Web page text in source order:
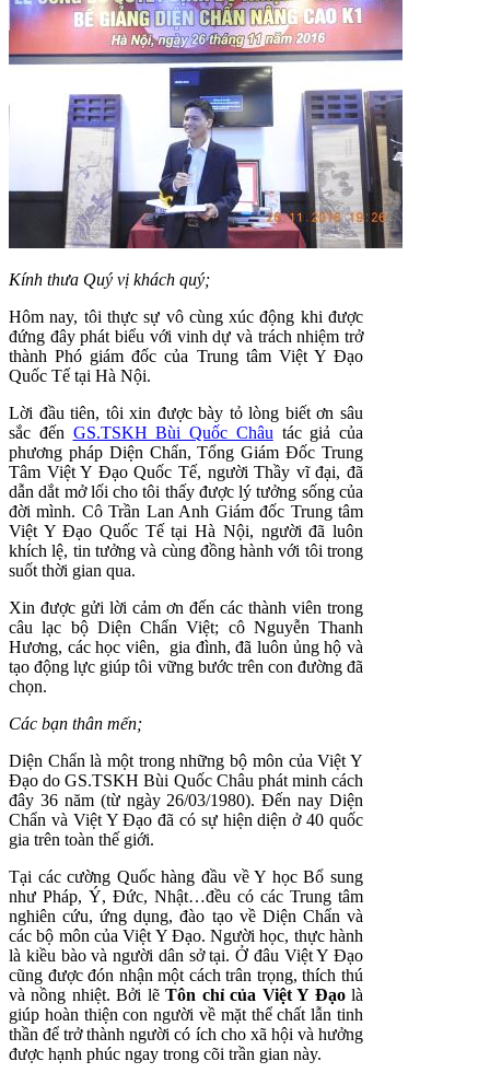
Kính thưa Quý vị khách quý;
Hôm nay, tôi thực sự vô cùng xúc động khi được
đứng đây phát biểu với vinh dự và trách nhiệm trở
thành Phó giám đốc của Trung tâm Việt Y Đạo
Quốc Tế tại Hà Nội.
Lời đầu tiên, tôi xin được bày tỏ lòng biết ơn sâu
sắc đến GS.TSKH Bùi Quốc Châutác giả của
phương pháp Diện Chẩn, Tổng Giám Đốc Trung
Tâm Việt Y Đạo Quốc Tế, người Thầy vĩ đại, đã
dẫn dắt mở lối cho tôi thấy được lý tưởng sống của
đời mình. Cô Trần Lan Anh Giám đốc Trung tâm
Việt Y Đạo Quốc Tế tại Hà Nội, người đã luôn
khích lệ, tin tưởng và cùng đồng hành với tôi trong
suốt thời gian qua.
Xin được gửi lời cảm ơn đến các thành viên trong
câu lạc bộ Diện Chẩn Việt; cô Nguyễn Thanh
Hương, các học viên, gia đình, đã luôn ủng hộ và
tạo động lực giúp tôi vững bước trên con đường đã
chọn.
Các bạn thân mến;
Diện Chẩn là một trong những bộ môn của Việt Y
Đạo do GS.TSKH Bùi Quốc Châu phát minh cách
đây 36 năm (từ ngày 26/03/1980). Đến nay Diện
Chẩn và Việt Y Đạo đã có sự hiện diện ở 40 quốc
gia trên toàn thế giới.
Tại các cường Quốc hàng đầu về Y học Bổ sung
như Pháp, Ý, Đức, Nhật…đều có các Trung tâm
nghiên cứu, ứng dụng, đào tạo về Diện Chẩn và
các bộ môn của Việt Y Đạo. Người học, thực hành
là kiều bào và người dân sở tại. Ở đâu Việt Y Đạo
cũng được đón nhận một cách trân trọng, thích thú
và nồng nhiệt. Bởi lẽTôn chỉ của Việt Y Đạolà
giúp hoàn thiện con người về mặt thể chất lẫn tinh
thần để trở thành người có ích cho xã hội và hưởng
được hạnh phúc ngay trong cõi trần gian này.